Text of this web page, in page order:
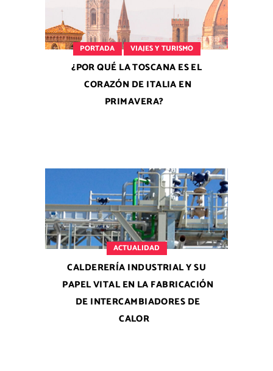
PORTADA VIAJES Y TURISMO
¿POR QUÉ LA TOSCANA ES EL
CORAZÓN DE ITALIA EN
PRIMAVERA?
ACTUALIDAD
CALDERERÍA INDUSTRIAL Y SU
PAPEL VITAL EN LA FABRICACIÓN
DE INTERCAMBIADORES DE
CALOR